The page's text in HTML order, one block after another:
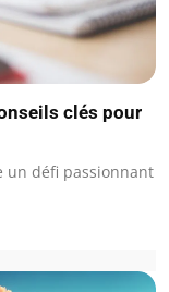
clés pour
un défi passionnant